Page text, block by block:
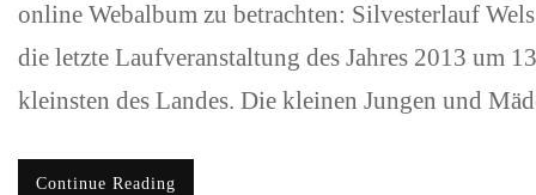
online Webalbum zu betrachten: Silvesterlauf
die letzte Laufveranstaltung des Jahres 2013 um
kleinsten des Landes. Die kleinen Jungen und
Continue Reading